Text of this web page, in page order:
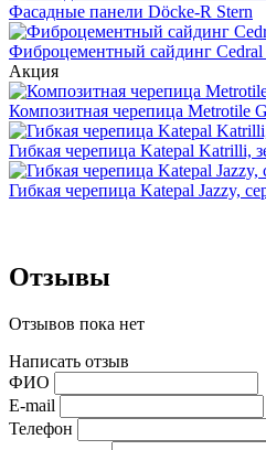
Фасадные панели Döcke-R Stern
Фиброцементный сайдинг
Акция
Композитная черепица Metrotile
Гибкая черепица Katepal Katrilli,
Гибкая черепица Katepal Jazzy,
Отзывы
Отзывов пока нет
Написать отзыв
ФИО
E-mail
Телефон